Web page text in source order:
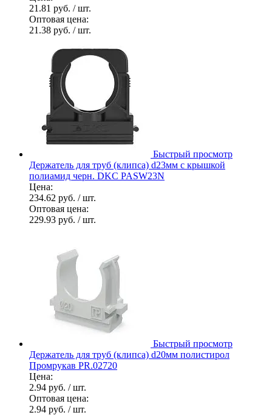
21.81 руб. / шт.
Оптовая цена:
21.38 руб. / шт.
Быстрый просмотр
Держатель для труб (клипса) d23мм с крышкой
полиамид черн. DKC PASW23N
Цена:
234.62 руб. / шт.
Оптовая цена:
229.93 руб. / шт.
Быстрый просмотр
Держатель для труб (клипса) d20мм полистирол
Промрукав PR.02720
Цена:
2.94 руб. / шт.
Оптовая цена:
2.94 руб. / шт.